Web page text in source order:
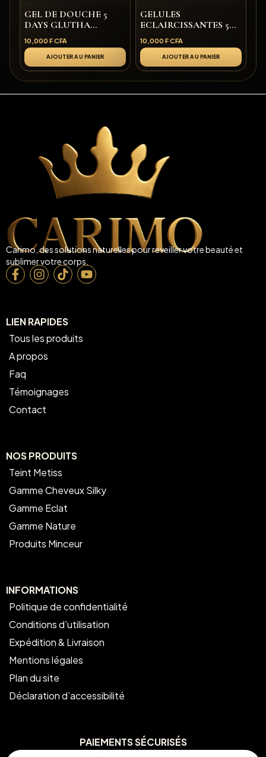
GEL DE DOUCHE 5
DAYS GLUTHA
10,000 F CFA
AJOUTER AU PANIER
GELULES
ECLAIRCISSANTES 5
CARIMO
10,000 F CFA
AJOUTER AU PANIER
Carimo, des solutions naturelles pour reveiller votre beauté et
sublimer votre corps.
LIEN RAPIDES
Tous les produits
A propos
Faq
Témoignages
Contact
NOS PRODUITS
Teint Metiss
Gamme Cheveux Silky
Gamme Eclat
Gamme Nature
Produits Minceur
INFORMATIONS
Politique de confidentialité
Conditions d’utilisation
Expédition & Livraison
Mentions légales
Plan du site
Déclaration d’accessibilité
PAIEMENTS SÉCURISÉS